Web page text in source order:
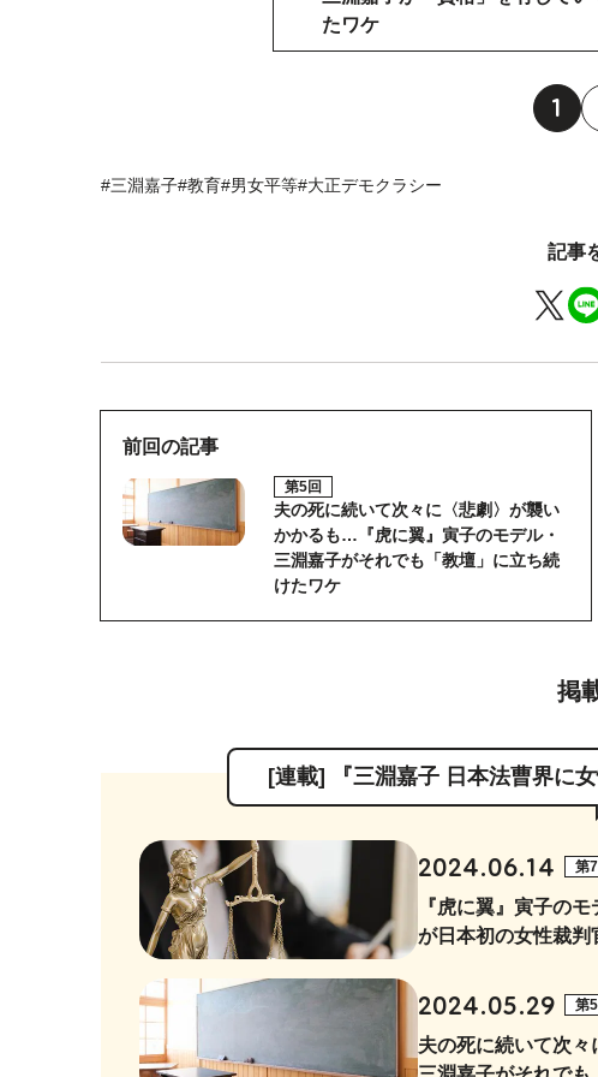
たワケ
1
#三淵嘉子#教育#男女平等#大正デモクラシー
記事
前回の記事
第5回
夫の死に続いて次々に〈悲劇〉が襲い
かかるも…『虎に翼』寅子のモデル・
三淵嘉子がそれでも「教壇」に立ち続
けたワケ
掲
[連載] 『三淵嘉子 日本法曹界に
2024.06.14 第
『虎に翼』寅子の
が日本初の女性裁判
2024.05.29 第
夫の死に続いて次